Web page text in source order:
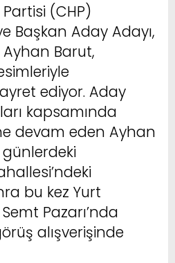
(CHP)
Başkan Aday Adayı,
Barut,
ediyor. Aday
kapsamında
devam eden Ayhan
bu kez Yurt
Pazarı’nda
alışverişinde